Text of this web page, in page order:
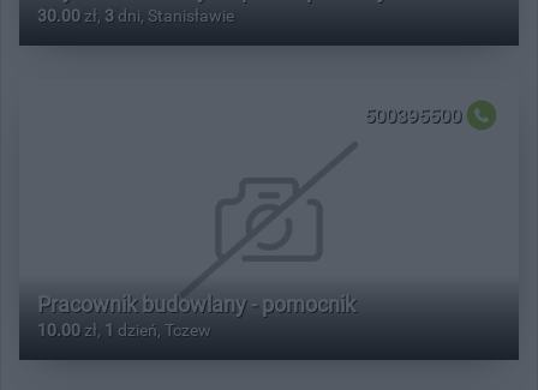
30.00 zł, 3 dni, Stanisławie
500395500
Pracownik budowlany - pomocnik
10.00 zł, 1 dzień, Tczew